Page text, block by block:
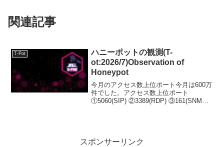
関連記事
T-Pot
ハニーポットの観測(T-
ot:2026/7)Observation of
Honeypot
今月のアクセス数上位ポート今月は600万
件でした。アクセス数上位ポート
①5060(SIP) ②3389(RDP) ③161(SNMP)
スポンサーリンク